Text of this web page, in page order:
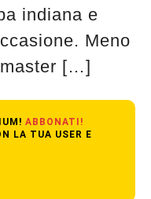
indiana e
Meno
[…]
ABBONATI!
LA TUA USER E